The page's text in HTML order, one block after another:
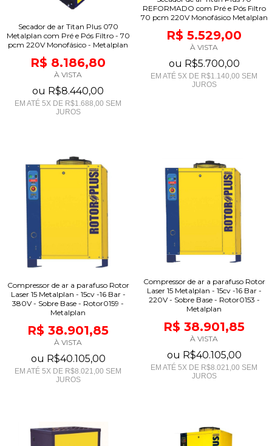
Secador de ar Titan Plus 070
Metalplan com Pré e Pós Filtro - 70
pcm 220V Monofásico - Metalplan
R$ 8.186,80
À VISTA
ou R$8.440,00
EM ATÉ 5X DE R$1.688,00 SEM
JUROS
REFORMADO com Pré e Pós Filtro
70 pcm 220V Monofásico Metalplan
R$ 5.529,00
À VISTA
ou R$5.700,00
EM ATÉ 5X DE R$1.140,00 SEM
JUROS
Compressor de ar a parafuso Rotor
Laser 15 Metalplan - 15cv -16 Bar -
380V - Sobre Base - Rotor0159 -
Metalplan
R$ 38.901,85
À VISTA
ou R$40.105,00
EM ATÉ 5X DE R$8.021,00 SEM
JUROS
Compressor de ar a parafuso Rotor
Laser 15 Metalplan - 15cv -16 Bar -
220V - Sobre Base - Rotor0153 -
Metalplan
R$ 38.901,85
À VISTA
ou R$40.105,00
EM ATÉ 5X DE R$8.021,00 SEM
JUROS